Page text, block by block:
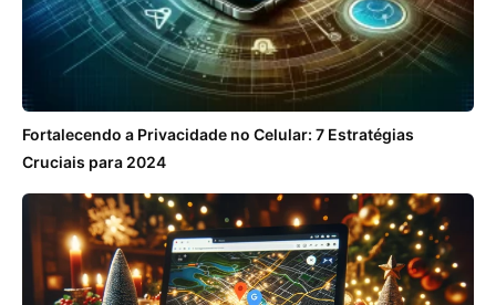
Fortalecendo a Privacidade no Celular: 7 Estratégias
Cruciais para 2024